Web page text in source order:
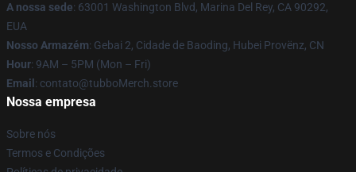
A nossa sede: 63001 Washington Blvd, Marina Del Rey, CA 90292,
EUA
Nosso Armazém: Gebai 2, Cidade de Baoding, Hubei Provënz, CN
Hour: 9AM – 5PM (Mon – Fri)
Email : contato@tubboMerch.store
Nossa empresa
Sobre nós
Termos e Condições